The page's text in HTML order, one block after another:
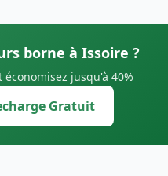
borne à Issoire ?
jusqu'à 40%
Gratuit